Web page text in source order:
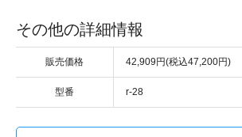
その他の詳細情報
販売価格 42,909円(税込47,200円)
型番 r-28